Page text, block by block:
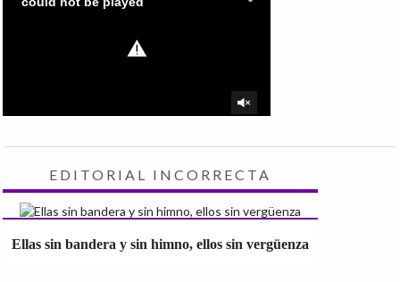
EDITORIAL INCORRECTA
Ellas sin bandera y sin himno, ellos sin vergüenza